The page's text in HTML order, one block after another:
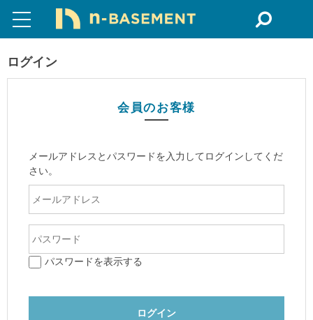
ログイン
会員のお客様
メールアドレスとパスワードを入力してログインしてくだ
さい。
パスワードを表示する